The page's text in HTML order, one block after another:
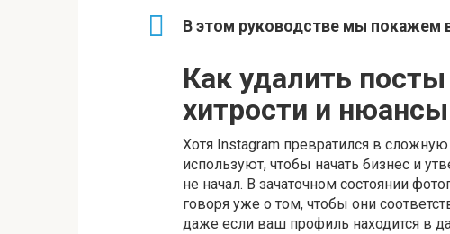
В этом руководстве мы покажем
Как удалить
хитрости и нюансы
Хотя Instagram превратился в
используют, чтобы начать бизнес и
не начал. В зачаточном состоянии
говоря уже о том, чтобы они
даже если ваш профиль находится в